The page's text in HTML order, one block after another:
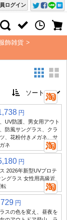
ログイン
飾雑貨 >
円
UV防護、男女用アウト
防風サングラス、クラ
、花粉付きメガネ、サ
ネ
円
2026年新型UVプロテ
グラス 女性用高級近
729 円
スの色を変え、昼夜を